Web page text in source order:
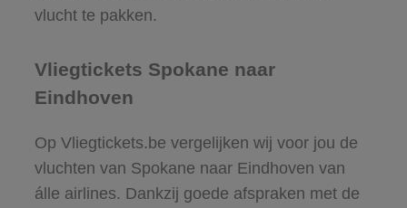
vlucht te pakken.
Vliegtickets Spokane naar
Eindhoven
Op Vliegtickets.be vergelijken wij voor jou de
vluchten van Spokane naar Eindhoven van
álle airlines. Dankzij goede afspraken met de